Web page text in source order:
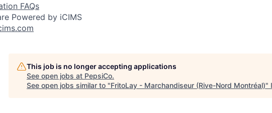
FAQs
Powered by iCIMS
This job is no longer accepting applications
See open jobs at PepsiCo.
See open jobs similar to "FritoLay - Marchandiseur (Rive-Nord Montréal)"